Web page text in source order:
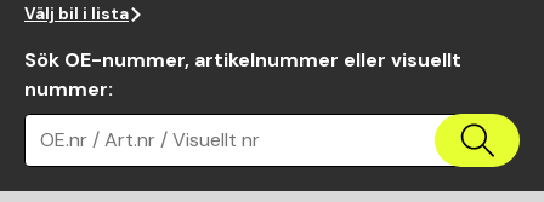
Välj bil i lista
Sök OE-nummer, artikelnummer eller visuellt
nummer:
OE.nr / Art.nr / Visuellt nr